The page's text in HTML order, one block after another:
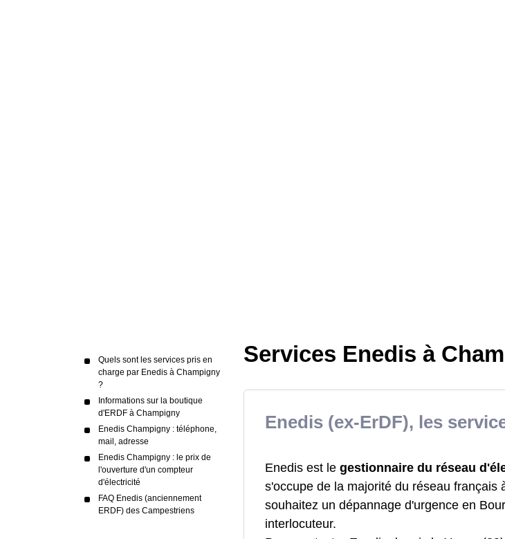
Quels sont les services pris en
charge par Enedis à Champigny
?
Informations sur la boutique
d'ERDF à Champigny
Enedis Champigny : téléphone,
mail, adresse
Enedis Champigny : le prix de
l'ouverture d'un compteur
d'électricité
FAQ Enedis (anciennement
ERDF) des Campestriens
Services Enedis à
Enedis (ex-ErDF), les
Enedis est le gestionnaire du réseau
s'occupe de la majorité du réseau français
souhaitez un dépannage d'urgence en
interlocuteur.